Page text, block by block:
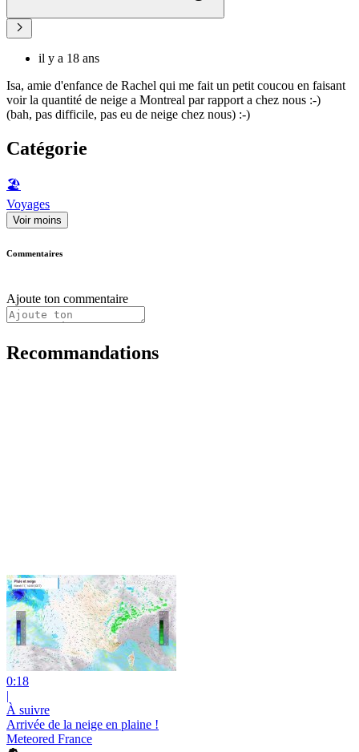
il y a 18 ans
Isa, amie d'enfance de Rachel qui me fait un petit coucou en faisant
voir la quantité de neige a Montreal par rapport a chez nous :-)
(bah, pas difficile, pas eu de neige chez nous) :-)
Catégorie
🏖
Voyages
Voir moins
Commentaires
Ajoute ton commentaire
Recommandations
0:18
|
À suivre
Arrivée de la neige en plaine !
Meteored France